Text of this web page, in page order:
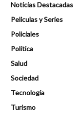
Noticias Destacadas
Peliculas y Series
Policiales
Política
Salud
Sociedad
Tecnología
Turismo